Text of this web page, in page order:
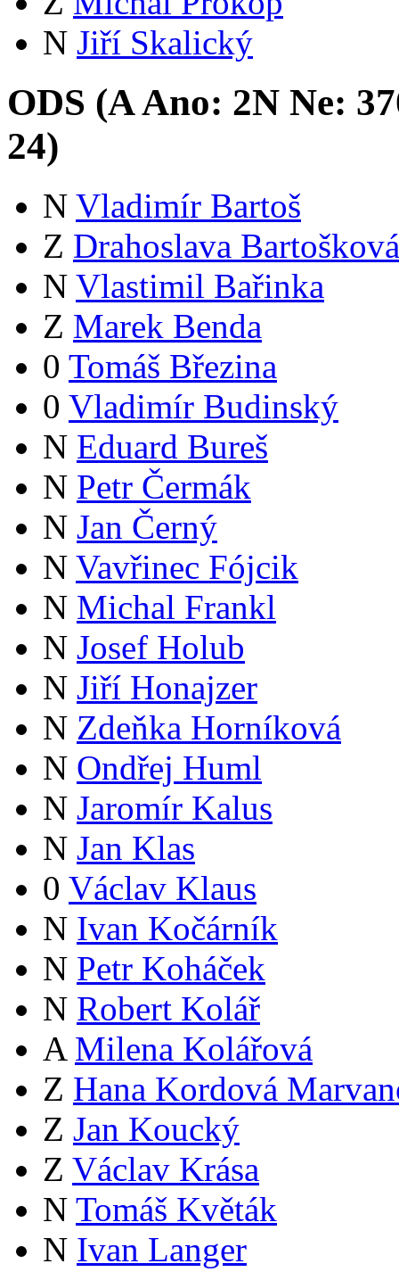
N Jiří Skalický
ODS (AAno: 2N Ne: 37
24)
N Vladimír Bartoš
Z Drahoslava Bartošková
N Vlastimil Bařinka
Z Marek Benda
0 Tomáš Březina
0 Vladimír Budinský
N Eduard Bureš
N Petr Čermák
N Jan Černý
N Vavřinec Fójcik
N Michal Frankl
N Josef Holub
N Jiří Honajzer
N Zdeňka Horníková
N Ondřej Huml
N Jaromír Kalus
N Jan Klas
0 Václav Klaus
N Ivan Kočárník
N Petr Koháček
N Robert Kolář
A Milena Kolářová
Z Hana Kordová
Z Jan Koucký
Z Václav Krása
N Tomáš Květák
N Ivan Langer